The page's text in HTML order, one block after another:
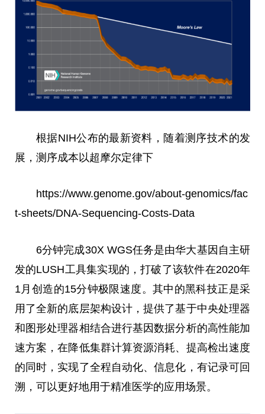
根据NIH公布的最新资料，随着测序技术的发
展，测序成本以超摩尔定律下
https://www.genome.gov/about-genomics/fac
t-sheets/DNA-Sequencing-Costs-Data
6分钟完成30X WGS任务是由华大基因自主研
发的LUSH工具集实现的，打破了该软件在2020年
1月创造的15分钟极限速度。其中的黑科技正是采
用了全新的底层架构设计，提供了基于中央处理器
和图形处理器相结合进行基因数据分析的高性能加
速方案，在降低集群计算资源消耗、提高检出速度
的同时，实现了全程自动化、信息化，有记录可回
溯，可以更好地用于精准医学的应用场景。